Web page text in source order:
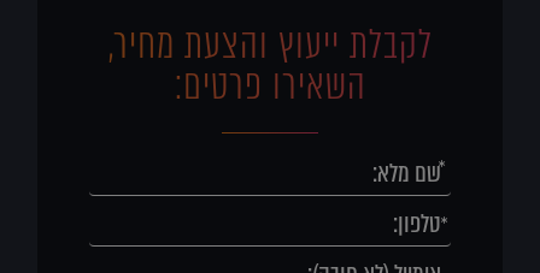
לקבלת ייעוץ והצעת מחיר,
השאירו פרטים: